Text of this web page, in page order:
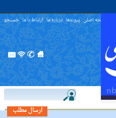
صفحه اصلی پیوندها درباره ما ارتباط با ما جستجو
ارسال مطلب